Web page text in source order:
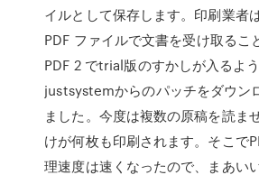
イルとして保存します。印刷業者
PDF ファイルで文書を受け取るこ
PDF 2 でtrial版のすかしが入るよう
justsystemからのパッチをダウン
ました。今度は複数の原稿を読ま
けが何枚も印刷されます。そこで
理速度は速くなったので、まあい